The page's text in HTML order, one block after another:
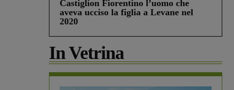
Castiglion Fiorentino l’uomo che
aveva ucciso la figlia a Levane nel
2020
In Vetrina